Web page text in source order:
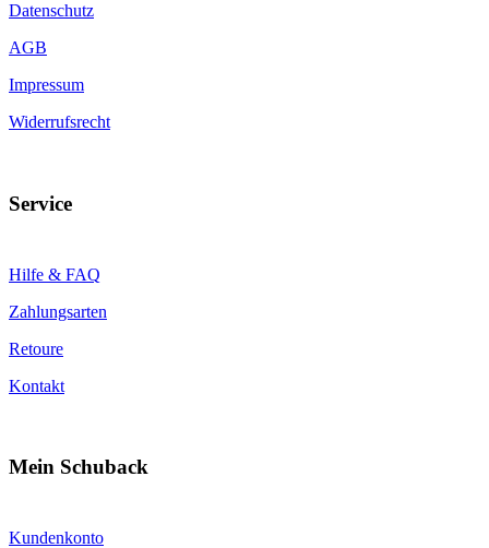
Datenschutz
AGB
Impressum
Widerrufsrecht
Service
Hilfe & FAQ
Zahlungsarten
Retoure
Kontakt
Mein Schuback
Kundenkonto